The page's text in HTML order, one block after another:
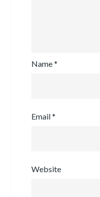
Name*
Email*
Website